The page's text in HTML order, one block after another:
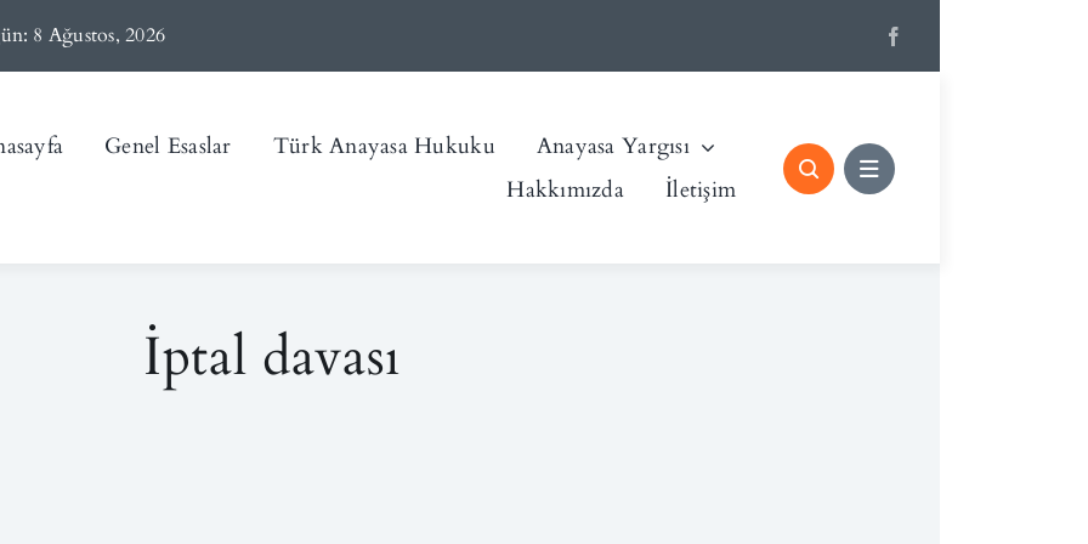
8 Ağustos, 2026
Genel Esaslar Türk Anayasa Hukuku
Anayasa Yargısı
Hakkımızda
İletişim
İptal davası